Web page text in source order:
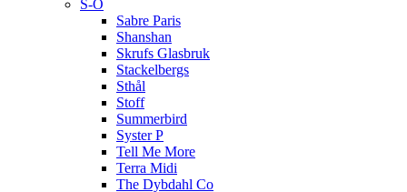
S-Ö
Sabre Paris
Shanshan
Skrufs Glasbruk
Stackelbergs
Sthål
Stoff
Summerbird
Syster P
Tell Me More
Terra Midi
The Dybdahl Co